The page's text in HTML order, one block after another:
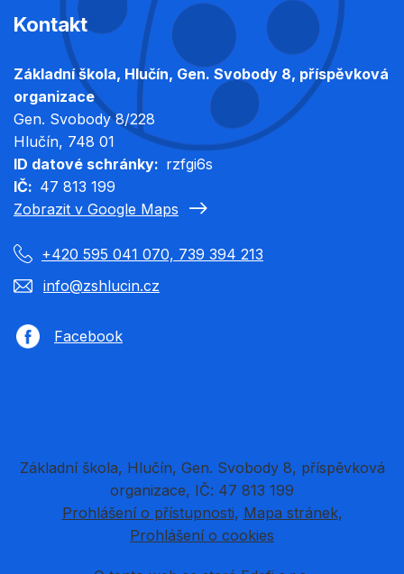
Kontakt
Základní škola, Hlučín, Gen. Svobody 8, příspěvková
organizace
Gen. Svobody 8/228
Hlučín, 748 01
ID datové schránky
rzfgi6s
IČ
47 813 199
Zobrazit v Google Maps
+420 595 041 070, 739 394 213
info@zshlucin.cz
Facebook
Základní škola, Hlučín, Gen. Svobody 8, příspěvková
organizace, IČ: 47 813 199
Prohlášení o přístupnosti Mapa stránek
Prohlášení o cookies